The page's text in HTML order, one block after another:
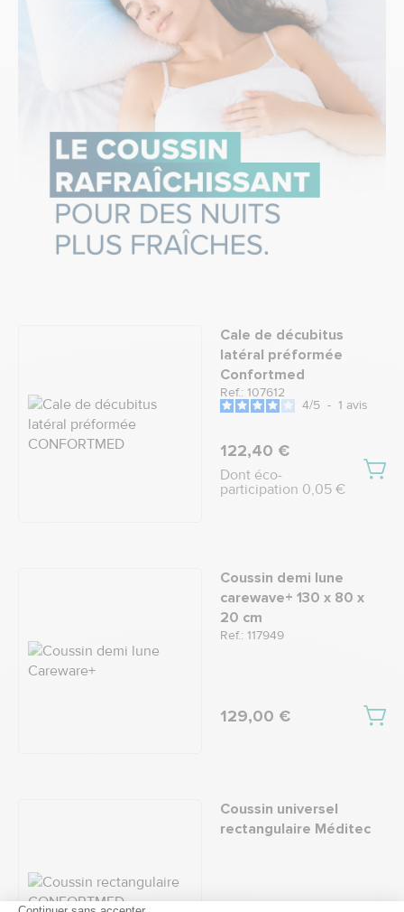
Cale de décubitus
latéral préformée
Confortmed
Ref.: 107612
4/5 - 1 avis
122,40 €
Dont éco-
participation 0,05 €
Coussin demi lune
carewave+ 130 x 80 x
20 cm
Ref.: 117949
129,00 €
Coussin universel
rectangulaire Méditec